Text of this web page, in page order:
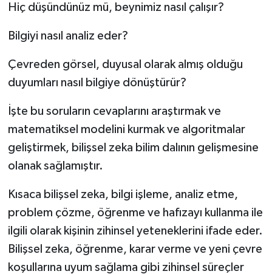
Hiç düşündünüz mü, beynimiz nasıl çalışır?
Bilgiyi nasıl analiz eder?
Çevreden görsel, duyusal olarak almış olduğu
duyumları nasıl bilgiye dönüştürür?
İşte bu soruların cevaplarını araştırmak ve
matematiksel modelini kurmak ve algoritmalar
geliştirmek, bilişsel zeka bilim dalının gelişmesine
olanak sağlamıştır.
Kısaca bilişsel zeka, bilgi işleme, analiz etme,
problem çözme, öğrenme ve hafızayı kullanma ile
ilgili olarak kişinin zihinsel yeteneklerini ifade eder.
Bilişsel zeka, öğrenme, karar verme ve yeni çevre
koşullarına uyum sağlama gibi zihinsel süreçler